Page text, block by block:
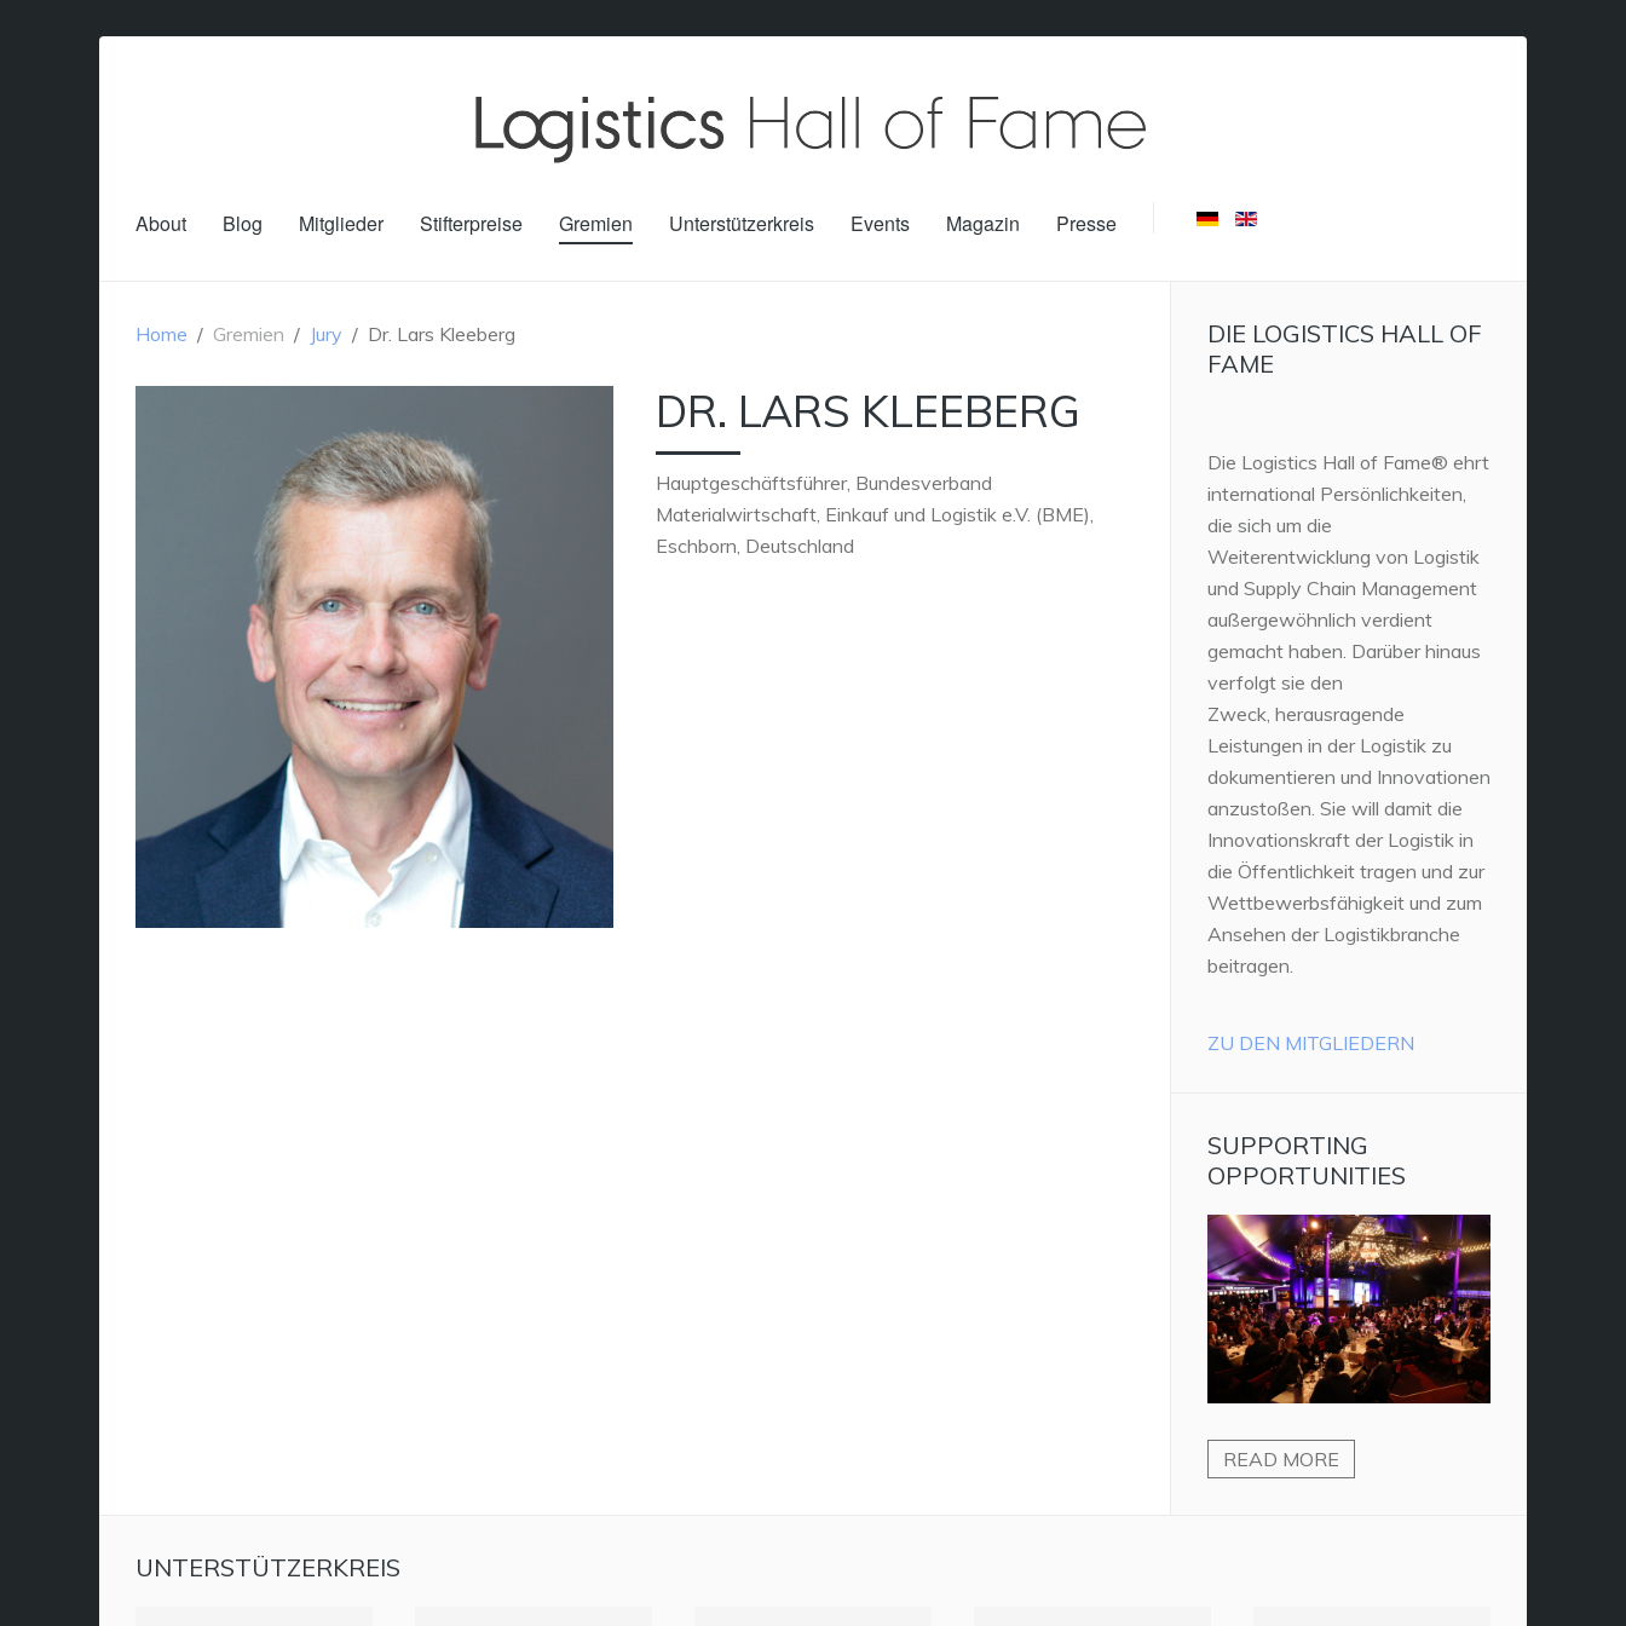
About Blog Mitglieder Stifterpreise Gremien Unterstützerkreis Events Magazin Presse
Home Gremien Jury Dr. Lars Kleeberg
DR. LARS KLEEBERG
Hauptgeschäftsführer, Bundesverband
Materialwirtschaft, Einkauf und Logistik e.V. (BME),
Eschborn, Deutschland
DIE LOGISTICS HALL OF
FAME
Die Logistics Hall of Fame® ehrt
international Persönlichkeiten,
die sich um die
Weiterentwicklung von Logistik
und Supply Chain Management
außergewöhnlich verdient
gemacht haben. Darüber hinaus
verfolgt sie den
Zweck, herausragende
Leistungen in der Logistik zu
dokumentieren und Innovationen
anzustoßen. Sie will damit die
Innovationskraft der Logistik in
die Öffentlichkeit tragen und zur
Wettbewerbsfähigkeit und zum
Ansehen der Logistikbranche
beitragen.
ZU DEN MITGLIEDERN
SUPPORTING
OPPORTUNITIES
READ MORE
UNTERSTÜTZERKREIS